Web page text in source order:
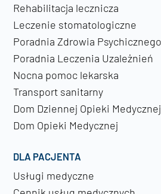
Rehabilitacja lecznicza
Leczenie stomatologiczne
Poradnia Zdrowia Psychicznego
Poradnia Leczenia Uzależnień
Nocna pomoc lekarska
Transport sanitarny
Dom Dziennej Opieki Medycznej
Dom Opieki Medycznej
DLA PACJENTA
Usługi medyczne